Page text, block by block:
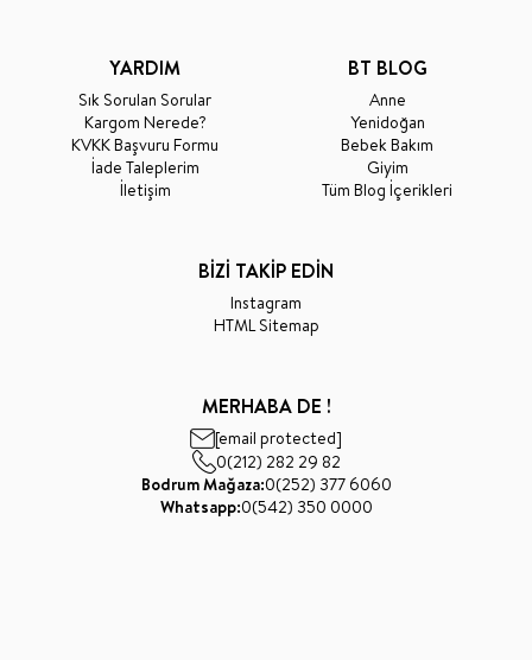
YARDIM
Sık Sorulan Sorular
Kargom Nerede?
KVKK Başvuru Formu
İade Taleplerim
İletişim
BT BLOG
Anne
Yenidoğan
Bebek Bakım
Giyim
Tüm Blog İçerikleri
BİZİ TAKİP EDİN
Instagram
HTML Sitemap
MERHABA DE !
[email protected]
0(212) 282 29 82
Bodrum Mağaza:0(252) 377 6060
Whatsapp:0(542) 350 0000